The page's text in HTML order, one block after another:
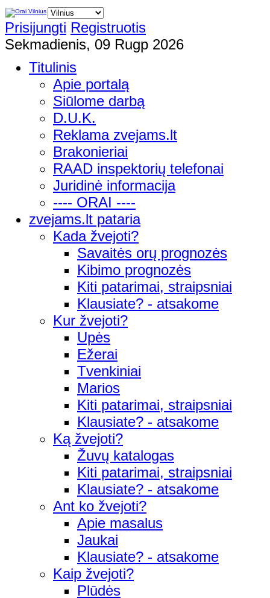
Prisijungti Registruotis
Sekmadienis, 09 Rugp 2026
Titulinis
Apie portalą
Siūlome darbą
D.U.K.
Reklama zvejams.lt
Brakonieriai
RAAD inspektorių telefonai
Juridinė informacija
---- ORAI ----
zvejams.lt pataria
Kada žvejoti?
Savaitės orų prognozės
Kibimo prognozės
Kiti patarimai, straipsniai
Klausiate? - atsakome
Kur žvejoti?
Upės
Ežerai
Tvenkiniai
Marios
Kiti patarimai, straipsniai
Klausiate? - atsakome
Ką žvejoti?
Žuvų katalogas
Kiti patarimai, straipsniai
Klausiate? - atsakome
Ant ko žvejoti?
Apie masalus
Jaukai
Klausiate? - atsakome
Kaip žvejoti?
Plūdės